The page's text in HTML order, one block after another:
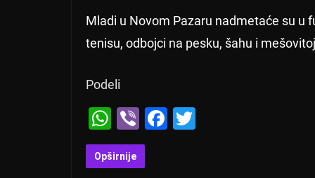
Mladi u Novom Pazaru nadmetaće su u
tenisu, odbojci na pesku, šahu i
Podeli
W
h
at
Vi
b
er
F
Opširnije